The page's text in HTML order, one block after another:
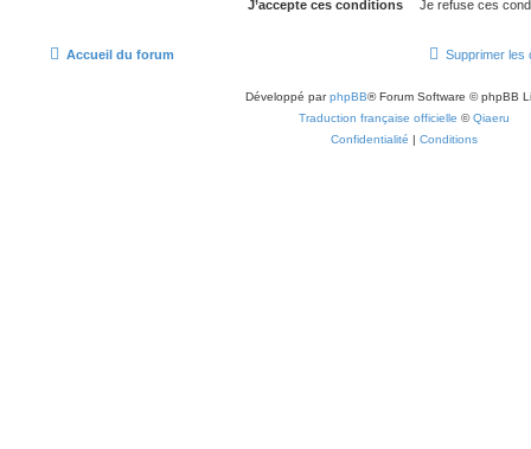
Accueil du forum Supprimer les
Développé parphpBB® Forum Software © phpBB
Traduction française officielle ©Qiaeru
Confidentialité | Conditions